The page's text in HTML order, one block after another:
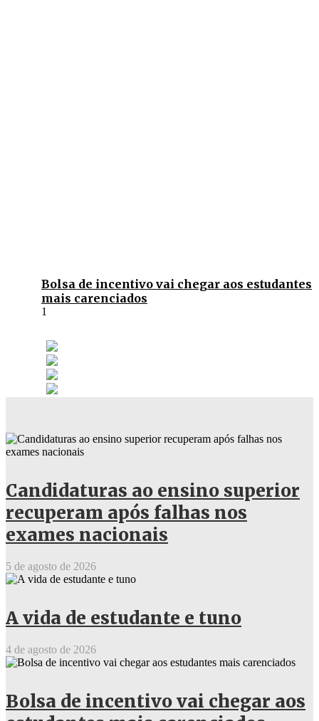
Bolsa de incentivo vai chegar aos estudantes
mais carenciados
Candidaturas ao ensino superior
recuperam após falhas nos
exames nacionais
5 de agosto de 2026
A vida de estudante e tuno
4 de agosto de 2026
Bolsa de incentivo vai chegar aos